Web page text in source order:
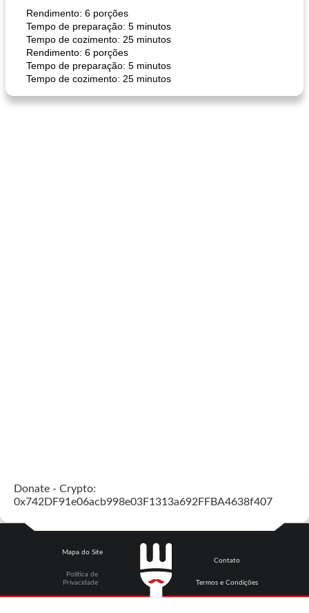
Rendimento: 6 porções
Tempo de preparação: 5 minutos
Tempo de cozimento: 25 minutos
Rendimento: 6 porções
Tempo de preparação: 5 minutos
Tempo de cozimento: 25 minutos
Donate - Crypto:
0x742DF91e06acb998e03F1313a692FFBA4638f407
Mapa do Site
Política de
Privacidade
Contato
Termos e Condições